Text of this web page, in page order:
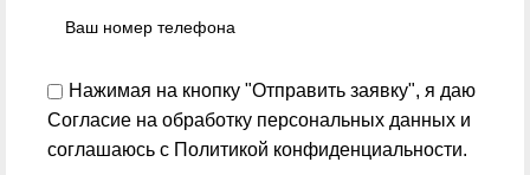
Нажимая на кнопку "Отправить заявку", я даю
Согласие на обработку персональных данных и
соглашаюсь с Политикой конфиденциальности.